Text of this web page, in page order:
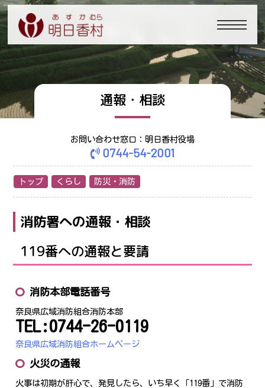
通報・相談
お問い合わせ窓口：明日香村役場
0744-54-2001
トップ くらし 防災・消防
消防署への通報・相談
119番への通報と要請
消防本部電話番号
奈良県広域消防組合消防本部
TEL:0744-26-0119
奈良県広域消防組合ホームページ
火災の通報
火事は初期が肝心で、発見したら、いち早く「119番」で消防